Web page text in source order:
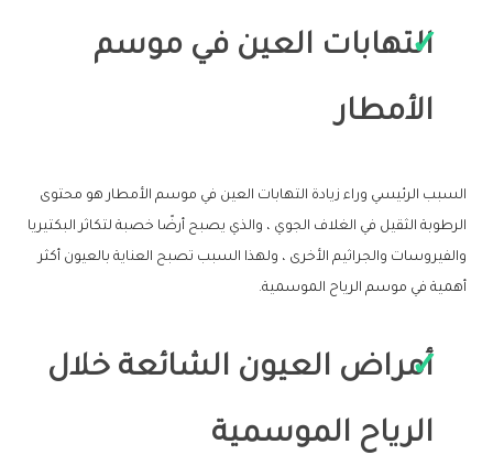
التهابات العين في موسم
الأمطار
السبب الرئيسي وراء زيادة التهابات العين في موسم الأمطار هو محتوى
الرطوبة الثقيل في الغلاف الجوي ، والذي يصبح أرضًا خصبة لتكاثر البكتيريا
والفيروسات والجراثيم الأخرى ، ولهذا السبب تصبح العناية بالعيون أكثر
أهمية في موسم الرياح الموسمية.
أمراض العيون الشائعة خلال
الرياح الموسمية